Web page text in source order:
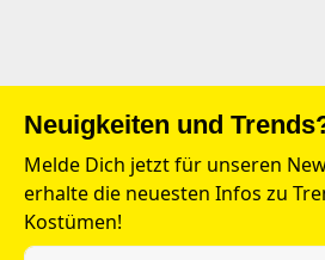
Neuigkeiten und
Melde Dich jetzt für unseren
erhalte die neuesten Infos zu
Kostümen!